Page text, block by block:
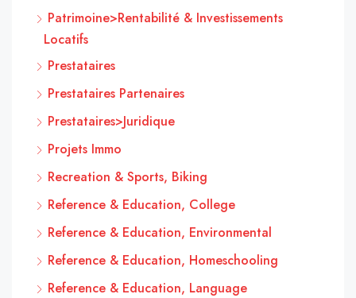
Patrimoine>Rentabilité & Investissements
Locatifs
Prestataires
Prestataires Partenaires
Prestataires>Juridique
Projets Immo
Recreation & Sports, Biking
Reference & Education, College
Reference & Education, Environmental
Reference & Education, Homeschooling
Reference & Education, Language